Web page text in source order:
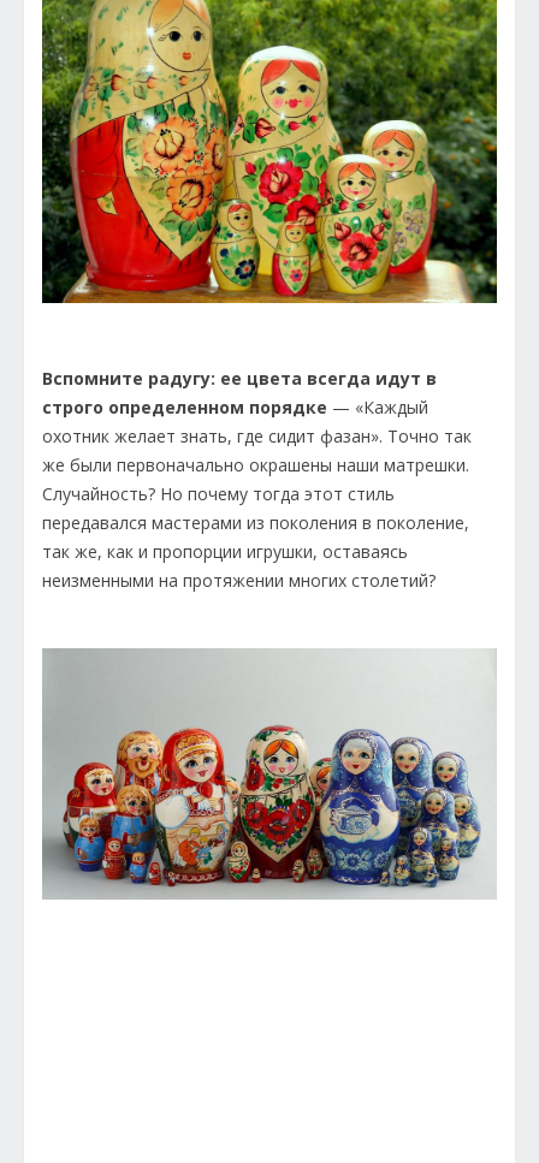
Вспомните радугу: ее цвета всегда идут в
строго определенном порядке — «Каждый
охотник желает знать, где сидит фазан». Точно так
же были первоначально окрашены наши матрешки.
Случайность? Но почему тогда этот стиль
передавался мастерами из поколения в поколение,
так же, как и пропорции игрушки, оставаясь
неизменными на протяжении многих столетий?